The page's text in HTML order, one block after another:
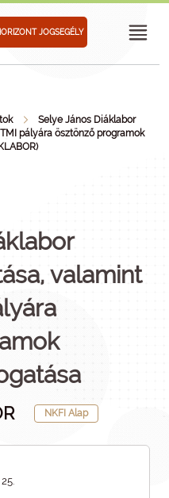
JOGSEGÉLY
Selye János Diáklabor
pályára ösztönző programok
valamint
NKFI Alap